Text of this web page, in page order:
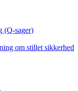
(Q-sager)
om stillet sikkerhed